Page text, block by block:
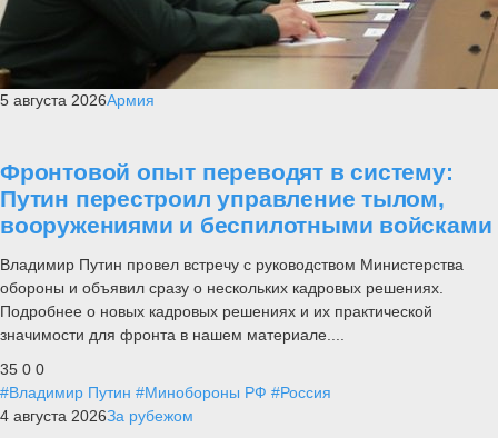
5 августа 2026Армия
Фронтовой опыт переводят в систему:
Путин перестроил управление тылом,
вооружениями и беспилотными войсками
Владимир Путин провел встречу с руководством Министерства
обороны и объявил сразу о нескольких кадровых решениях.
Подробнее о новых кадровых решениях и их практической
значимости для фронта в нашем материале....
35 0 0
#Владимир Путин #Минобороны РФ #Россия
4 августа 2026За рубежом